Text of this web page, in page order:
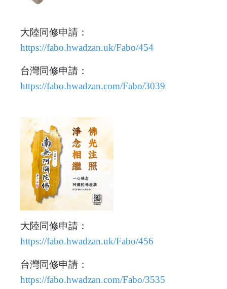
大陸同修申請：
https://fabo.hwadzan.uk/Fabo/454
台灣同修申請：
https://fabo.hwadzan.com/Fabo/3039
大陸同修申請：
https://fabo.hwadzan.uk/Fabo/456
台灣同修申請：
https://fabo.hwadzan.com/Fabo/3535